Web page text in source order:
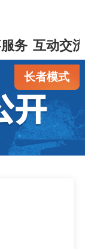
务 互动交
长者模式